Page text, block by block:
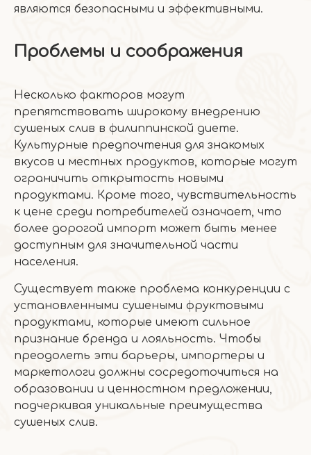
являются безопасными и эффективными.
Проблемы и соображения
Несколько факторов могут
препятствовать широкому внедрению
сушеных слив в филиппинской диете.
Культурные предпочтения для знакомых
вкусов и местных продуктов, которые могут
ограничить открытость новыми
продуктами. Кроме того, чувствительность
к цене среди потребителей означает, что
более дорогой импорт может быть менее
доступным для значительной части
населения.
Существует также проблема конкуренции с
установленными сушеными фруктовыми
продуктами, которые имеют сильное
признание бренда и лояльность. Чтобы
преодолеть эти барьеры, импортеры и
маркетологи должны сосредоточиться на
образовании и ценностном предложении,
подчеркивая уникальные преимущества
сушеных слив.